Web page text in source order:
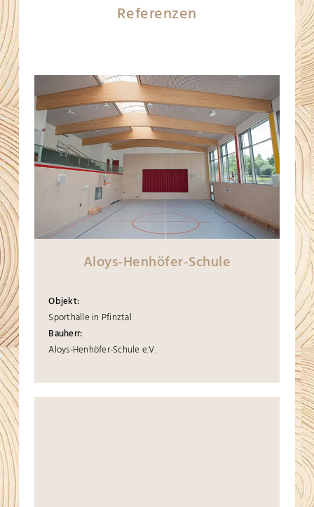
Referenzen
Aloys-Henhöfer-Schule
Objekt:
Sporthalle in Pfinztal
Bauherr:
Aloys-Henhöfer-Schule e.V.